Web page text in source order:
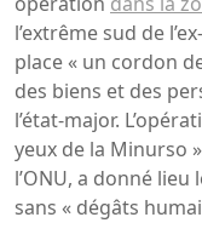
l’extrême sud de
place « un cordon
des biens et des
l’état-major.
yeux de la Minurso
l’ONU, a donné
sans « dégâts